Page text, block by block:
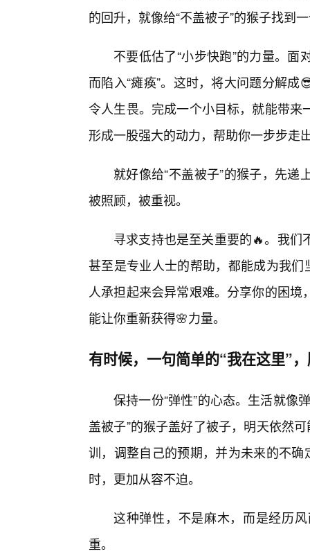
的回升，就像给“不盖被子”的猴子找到
不要低估了“小步快跑”的力量。
而陷入“瘫痪”。这时，将大问题分解
令人生畏。完成一个小目标，就能带
形成一股强大的动力，帮助你一步步走
就好像给“不盖被子”的猴子，先
被照顾，被重视。
寻求支持也是至关重要的🔥。我
甚至是专业人士的帮助，都能成为我
人承担起来会异常艰难。分享你的困
能让你重新获得🌸力量。
有时候，一句简单的“我在这里”
保持一份“弹性”的心态。生活就像
盖被子”的猴子盖好了被子，明天依然
训，调整自己的预期，并为未来的不
时，更加从容不迫。
这种弹性，不是麻木，而是经历
重。